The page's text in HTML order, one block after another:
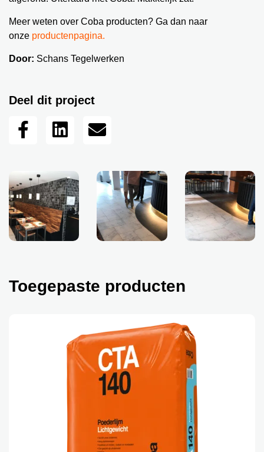
Meer weten over Coba producten? Ga dan naar
onze productenpagina.
Door: Schans Tegelwerken
Deel dit project
Toegepaste producten